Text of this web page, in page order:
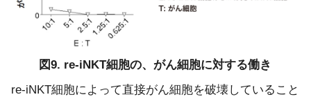
図9. re-iNKT細胞の、がん細胞に対する働き
re-iNKT細胞によって直接がん細胞を破壊していること